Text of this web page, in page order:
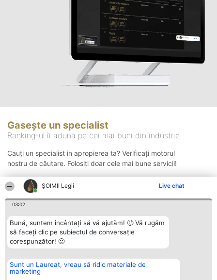
ȘOIMII Legii Live chat
03:02
Bună, suntem încântați să vă ajutăm! 🙂 Vă rugăm
să faceți clic pe subiectul de conversație
corespunzător! 🙂
Sunt un Laureat, vreau să ridic materiale de
marketing
Gasește un specialist
Ranking-ul îi adună pe cei mai buni din industrie
Cauți un specialist in apropierea ta? Verificați motorul
nostru de căutare. Folosiți doar cele mai bune servicii!
Organizator Ranking
BRIGHT SOLUTIONS BR SRL
Plebiscyt Contact